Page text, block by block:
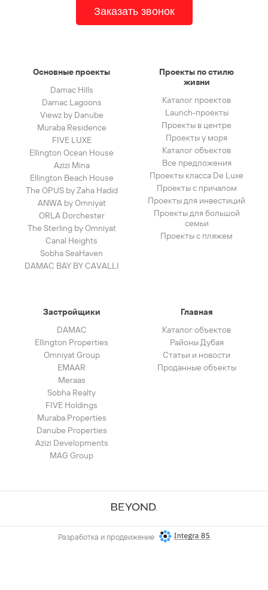
Основные проекты
Damac Hills
Damac Lagoons
Viewz by Danube
Muraba Residence
FIVE LUXE
Ellington Ocean House
Azizi Mina
Ellington Beach House
The OPUS by Zaha Hadid
ANWA by Omniyat
ORLA Dorchester
The Sterling by Omniyat
Canal Heights
Sobha SeaHaven
DAMAC BAY BY CAVALLI
Проекты по стилю
жизни
Каталог проектов
Launch-проекты
Проекты в центре
Проекты у моря
Каталог объектов
Все предложения
Проекты класса De Luxe
Проекты с причалом
Проекты для инвестиций
Проекты для большой
семьи
Проекты с пляжем
Застройщики
DAMAC
Ellington Properties
Omniyat Group
EMAAR
Meraas
Sobha Realty
FIVE Holdings
Muraba Properties
Danube Properties
Azizi Developments
MAG Group
Главная
Каталог объектов
Районы Дубая
Статьи и новости
Проданные объекты
Заказать звонок
Разработка и продвижение